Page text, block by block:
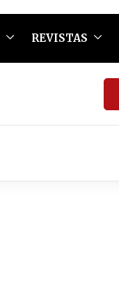
REVISTAS